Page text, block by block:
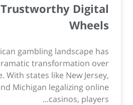
Trustworthy Digital
Wheels
gambling landscape has
transformation over
With states like New Jersey,
Michigan legalizing online
casinos, players...